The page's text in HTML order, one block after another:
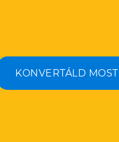
KONVERTÁLD MOST